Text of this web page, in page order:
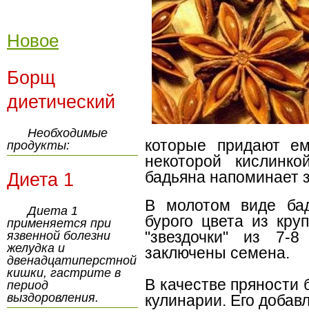
которые придают
некоторой
бадьяна напоминает
В молотом виде
бурого цвета из
"звездочки" из 7-8
заключены семена.
В качестве пряности
кулинарии. Его
Новое
Борщ
диетический
Необходимые
продукты:
Диета 1
Диета 1
применяется при
язвенной болезни
желудка и
двенадцатиперстной
кишки, гастрите в
период
выздоровления.